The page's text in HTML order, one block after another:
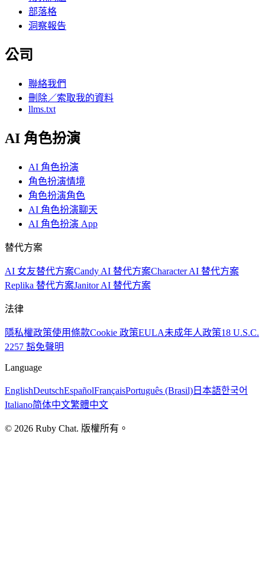
部落格
洞察報告
公司
聯絡我們
刪除／索取我的資料
llms.txt
AI 角色扮演
AI 角色扮演
角色扮演情境
角色扮演角色
AI 角色扮演聊天
AI 角色扮演 App
替代方案
AI 女友替代方案Candy AI 替代方案Character AI 替代方案
Replika 替代方案Janitor AI 替代方案
法律
隱私權政策使用條款Cookie 政策EULA未成年人政策18 U.S.C.
2257 豁免聲明
Language
EnglishDeutschEspañolFrançaisPortuguês (Brasil) 日本語한국어
Italiano简体中文繁體中文
© 2026 Ruby Chat. 版權所有。